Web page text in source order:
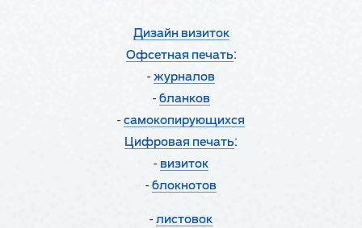
Дизайн визиток
Офсетная печать:
- журналов
-бланков
- cамокопирующихся
Цифровая печать:
- визиток
- блокнотов
- листовок